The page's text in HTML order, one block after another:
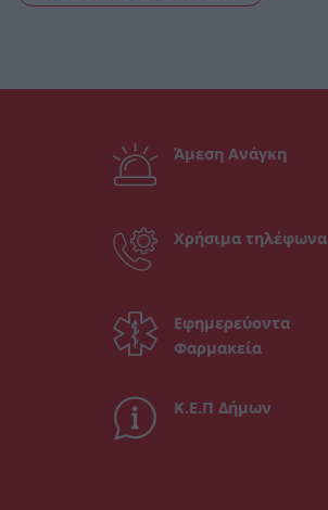
Άμεση Ανάγκη
Χρήσιμα τηλέφωνα
Εφημερεύοντα
Φαρμακεία
Κ.Ε.Π Δήμων